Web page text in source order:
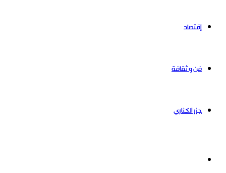
إقتصاد
فن و ثقافة
جزر الكناري